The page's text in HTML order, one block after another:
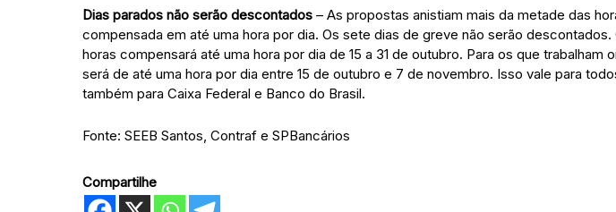
Dias parados não serão descontados – As propostas anistiam mais da metade das
compensada em até uma hora por dia. Os sete dias de greve não serão
horas compensará até uma hora por dia de 15 a 31 de outubro. Para os que trabalham
será de até uma hora por dia entre 15 de outubro e 7 de novembro. Isso vale para
também para Caixa Federal e Banco do Brasil.
Fonte: SEEB Santos, Contraf e SPBancários
Compartilhe